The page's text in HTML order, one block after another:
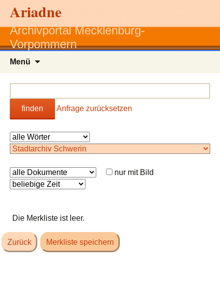
Ariadne
Archivportal Mecklenburg-
Vorpommern
Menü
finden Anfrage zurücksetzen
nur mit Bild
Die Merkliste ist leer.
Zurück Merkliste speichern